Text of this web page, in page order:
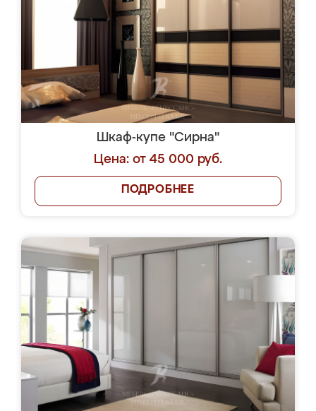
Шкаф-купе "Сирна"
Цена: от 45 000 руб.
ПОДРОБНЕЕ